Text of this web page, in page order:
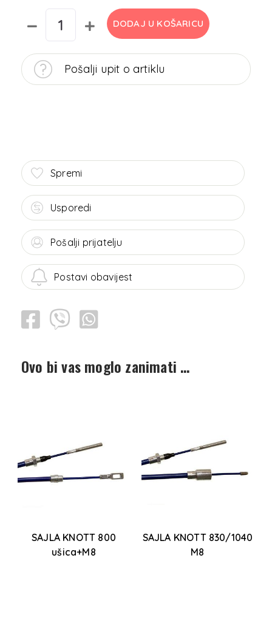
DODAJ U KOŠARICU
Pošalji upit o artiklu
Spremi
Usporedi
Pošalji prijatelju
Postavi obavijest
Ovo bi vas moglo zanimati …
SAJLA KNOTT 800
ušica+M8
SAJLA KNOTT 830/1040
M8